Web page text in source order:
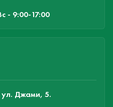
- 9:00-17:00
Джами, 5.